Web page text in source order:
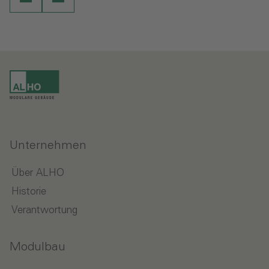
Unternehmen
Über ALHO
Historie
Verantwortung
Modulbau